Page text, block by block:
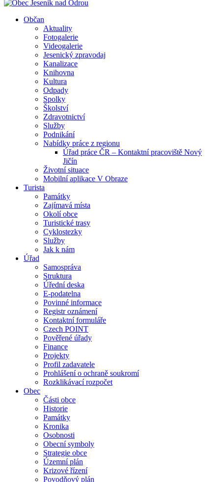
Občan
Aktuality
Fotogalerie
Videogalerie
Jesenický zpravodaj
Kanalizace
Knihovna
Kultura
Odpady
Spolky
Školství
Zdravotnictví
Služby
Podnikání
Nabídky práce z regionu
Úřad práce ČR – Kontaktní pracoviště Nový
Jičín
Životní situace
Mobilní aplikace V Obraze
Turista
Památky
Zajímavá místa
Okolí obce
Turistické trasy
Cyklostezky
Služby
Jak k nám
Úřad
Samospráva
Struktura
Úřední deska
E-podatelna
Povinné informace
Registr oznámení
Kontaktní formuláře
Czech POINT
Pověřené úřady
Finance
Projekty
Profil zadavatele
Prohlášení o ochraně soukromí
Rozklikávací rozpočet
Obec
Části obce
Historie
Památky
Kronika
Osobnosti
Obecní symboly
Strategie obce
Územní plán
Krizové řízení
Povodňový plán